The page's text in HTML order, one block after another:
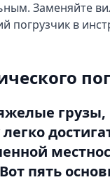
Заменяйте
в
пять